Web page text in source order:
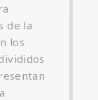
de la
los